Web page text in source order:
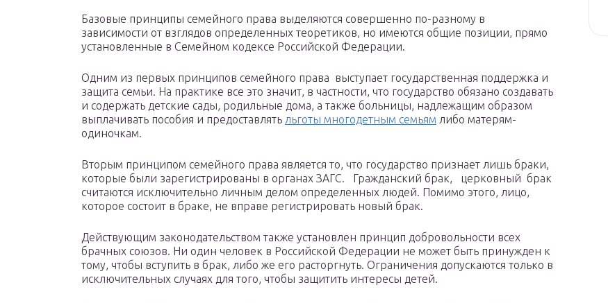
Базовые принципы семейного права выделяются совершенно по-разному в
зависимости от взглядов определенных теоретиков, но имеются общие позиции, прямо
установленные в Семейном кодексе Российской Федерации.
Одним из первых принципов семейного права выступает государственная поддержка и
защита семьи. На практике все это значит, в частности, что государство обязано создавать
и содержать детские сады, родильные дома, а также больницы, надлежащим образом
выплачивать пособия и предоставлять льготы многодетным семьям либо матерям-
одиночкам.
Вторым принципом семейного права является то, что государство признает лишь браки,
которые были зарегистрированы в органах ЗАГС. Гражданский брак, церковный брак
считаются исключительно личным делом определенных людей. Помимо этого, лицо,
которое состоит в браке, не вправе регистрировать новый брак.
Действующим законодательством также установлен принцип добровольности всех
брачных союзов. Ни один человек в Российской Федерации не может быть принужден к
тому, чтобы вступить в брак, либо же его расторгнуть. Ограничения допускаются только в
исключительных случаях для того, чтобы защитить интересы детей.